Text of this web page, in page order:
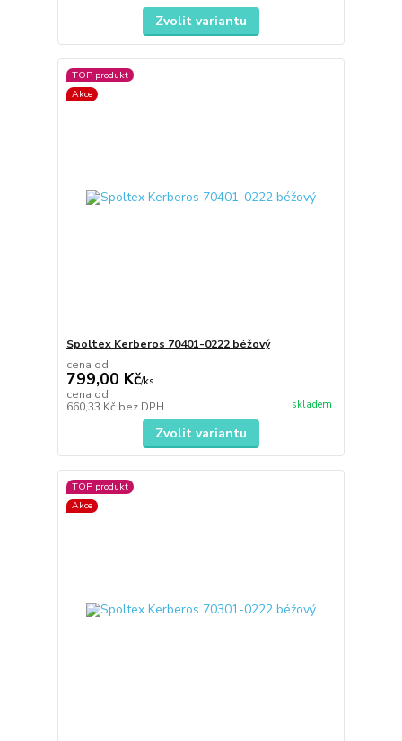
Zvolit variantu
TOP produkt
Akce
Spoltex Kerberos 70401-0222 béžový
cena od
799,00 Kč/ks
cena od
660,33 Kč bez DPH skladem
Zvolit variantu
TOP produkt
Akce